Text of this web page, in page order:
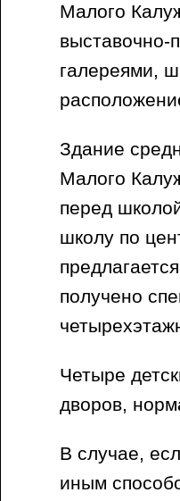
Малого
выставочно-
галереями,
Здание
Малого
перед
школу по
получено
Четыре
дворов,
В случае,
иным